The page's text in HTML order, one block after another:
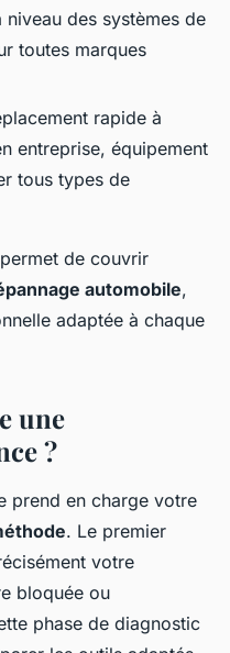
des systèmes de
toutes marques
rapide à
entreprise, équipement
tous types de
de couvrir
automobile,
adaptée à chaque
une
?
prend en charge votre
. Le premier
votre
bloquée ou
phase de diagnostic